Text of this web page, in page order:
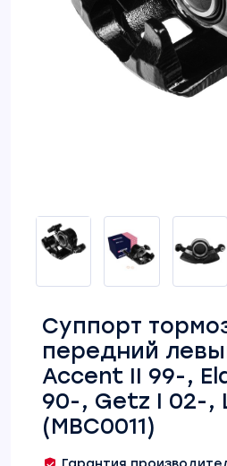
Суппорт
передний
Accent II 99-,
90-, Getz I 02-,
(MBC0011)